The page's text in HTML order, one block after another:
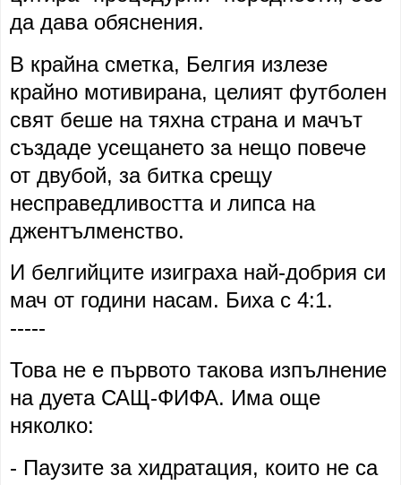
да дава обяснения.
В крайна сметка, Белгия излезе
крайно мотивирана, целият футболен
свят беше на тяхна страна и мачът
създаде усещането за нещо повече
от двубой, за битка срещу
несправедливостта и липса на
джентълменство.
И белгийците изиграха най-добрия си
мач от години насам. Биха с 4:1.
-----
Това не е първото такова изпълнение
на дуета САЩ-ФИФА. Има още
няколко:
- Паузите за хидратация, които не са